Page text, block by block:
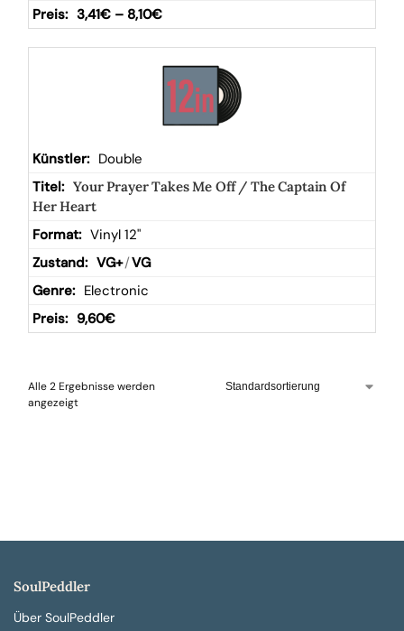
3,41€ – 8,10€
Double
Your Prayer Takes Me Off / The Captain Of
Her Heart
Vinyl 12"
VG+/VG
Electronic
9,60€
Alle 2 Ergebnisse werden
angezeigt
SoulPeddler
Über SoulPeddler